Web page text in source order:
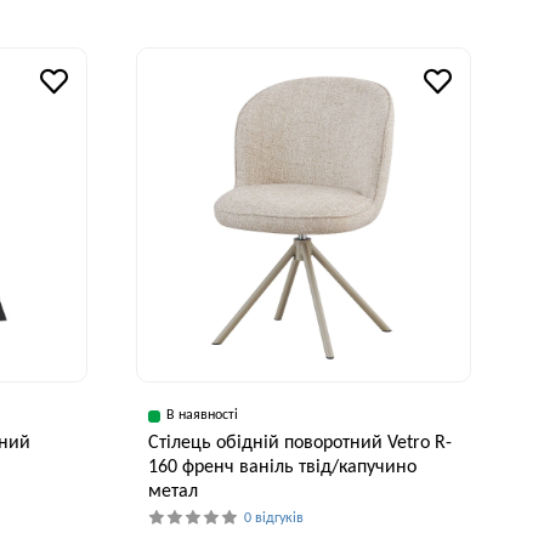
В наявності
Стілець обідній поворотний Vetro R-
160 френч ваніль твід/капучино
метал
0 відгуків